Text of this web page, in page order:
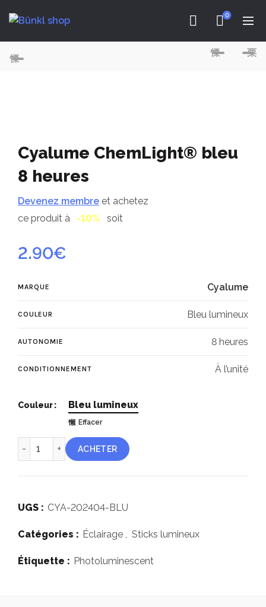
0
Cyalume ChemLight® bleu
8 heures
Devenez membre et achetez
ce produit à
-10% soit
2.90€
MARQUE Cyalume
COULEUR Bleu lumineux
AUTONOMIE 8 heures
CONDITIONNEMENT À l’unité
Couleur Bleu lumineux
Effacer
quantité de Cyalume ChemLight® bleu 8 heures
ACHETER
UGS : CYA-202404-BLU
Catégories : Éclairage Sticks lumineux
Étiquette : Photoluminescent